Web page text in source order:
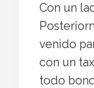
Con un
venido
con un
todo